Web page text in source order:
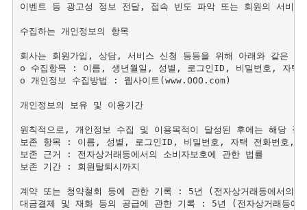
이벤트 등 광고성 정보 전달, 접속 빈도 파악 또는 회원의 서비스
수집하는 개인정보의 항목
회사는 회원가입, 상담, 서비스 신청 등등을 위해 아래와 같은 개
ο 수집항목 : 이름, 생년월일, 성별, 로그인ID, 비밀번호, 자
ο 개인정보 수집방법 : 웹사이트(www.OOO.com)
개인정보의 보유 및 이용기간
원칙적으로, 개인정보 수집 및 이용목적이 달성된 후에는 해당
보존 항목 : 이름, 성별, 로그인ID, 비밀번호, 자택 전화번호,
보존 근거 : 전자상거래등에서의 소비자보호에 관한 법률
보존 기간 : 회원탈퇴시까지
계약 또는 청약철회 등에 관한 기록 : 5년 (전자상거래등에서의
대금결제 및 재화 등의 공급에 관한 기록 : 5년 (전자상거래등에